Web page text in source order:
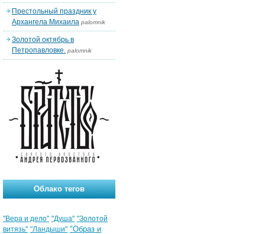
Престольный праздник у
Архангела Михаила palomnik
Золотой октябрь в
Петропавловке. palomnik
Облако тегов
"Вера и дело" "Душа" "Золотой
витязь" "Ландыши" "Образ и